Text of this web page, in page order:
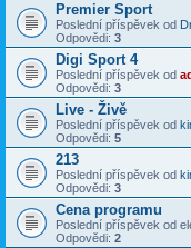
Premier Sport
Poslední příspěvek od
Odpovědi: 3
Digi Sport 4
Poslední příspěvek od
Odpovědi: 3
Live - Živě
Poslední příspěvek od
Odpovědi: 5
213
Poslední příspěvek od
Odpovědi: 3
Cena programu
Poslední příspěvek od
Odpovědi: 2